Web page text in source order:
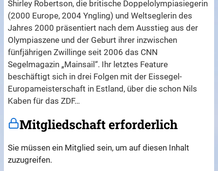
Shirley Robertson, die britische Doppelolympiasiegerin
(2000 Europe, 2004 Yngling) und Weltseglerin des
Jahres 2000 präsentiert nach dem Ausstieg aus der
Olympiaszene und der Geburt ihrer inzwischen
fünfjährigen Zwillinge seit 2006 das CNN
Segelmagazin „Mainsail“. Ihr letztes Feature
beschäftigt sich in drei Folgen mit der Eissegel-
Europameisterschaft in Estland, über die schon Nils
Kaben für das ZDF…
Mitgliedschaft erforderlich
Sie müssen ein Mitglied sein, um auf diesen Inhalt
zuzugreifen.